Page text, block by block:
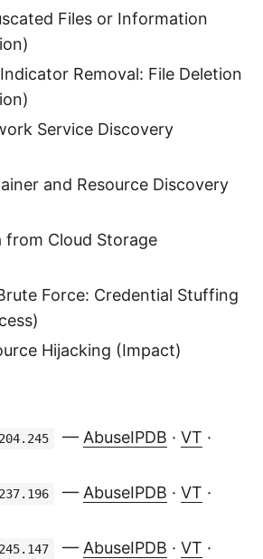
Files or Information
Removal: File Deletion
Service Discovery
and Resource Discovery
Cloud Storage
Force: Credential Stuffing
Hijacking (Impact)
— AbuseIPDB · VT ·
— AbuseIPDB · VT ·
— AbuseIPDB · VT ·